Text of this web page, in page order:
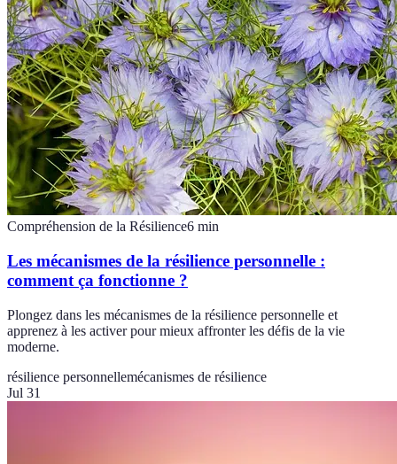
Compréhension de la Résilience6 min
Les mécanismes de la résilience personnelle :
comment ça fonctionne ?
Plongez dans les mécanismes de la résilience personnelle et
apprenez à les activer pour mieux affronter les défis de la vie
moderne.
résilience personnellemécanismes de résilience
Jul 31